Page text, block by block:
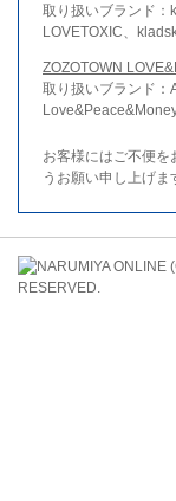
取り扱いブランド：
LOVETOXIC、
ZOZOTOWN
取り扱いブランド：
お客様にはご不便を
うお願い申し上げま